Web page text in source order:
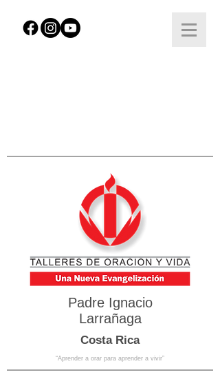
Padre Ignacio
Larrañaga
Costa Rica
“Aprender a orar para aprender a vivir”